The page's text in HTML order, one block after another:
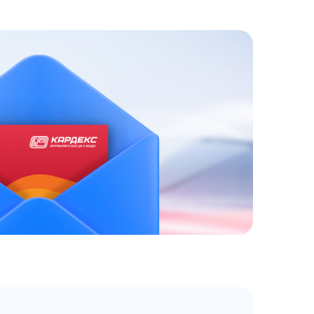
ЗАКАЗАТЬ
ЗВОНОК
до 18:00 по МСК